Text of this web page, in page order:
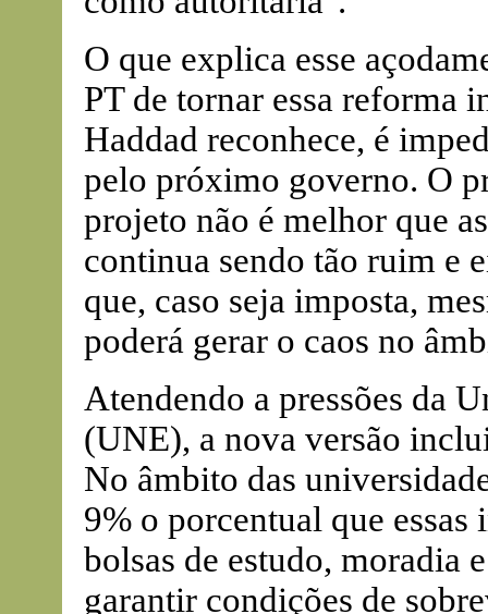
O que explica esse
PT de tornar essa reforma
Haddad reconhece, é
pelo próximo governo. O
projeto não é melhor que
continua sendo tão ruim e
que, caso seja imposta,
poderá gerar o caos no
Atendendo a pressões da
(UNE), a nova versão
No âmbito das
9% o porcentual que
bolsas de estudo, moradia
garantir condições de